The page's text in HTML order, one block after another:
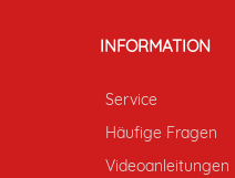
INFORMATION
Service
Häufige Fragen
Videoanleitungen